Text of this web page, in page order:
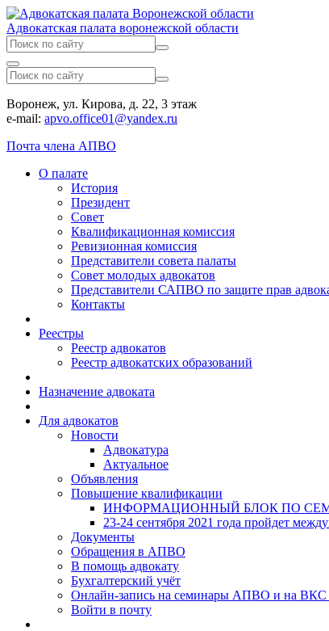
Адвокатская палата воронежской области
Воронеж, ул. Кирова, д. 22, 3 этаж
e-mail: apvo.office01@yandex.ru
Почта члена АПВО
О палате
История
Президент
Совет
Квалификационная комиссия
Ревизионная комиссия
Представители совета палаты
Совет молодых адвокатов
Представители САПВО по защите прав
Контакты
Реестры
Реестр адвокатов
Реестр адвокатских образований
Назначение адвоката
Для адвокатов
Новости
Адвокатура
Актуальное
Объявления
Повышение квалификации
ИНФОРМАЦИОННЫЙ БЛОК ПО
23-24 сентября 2021 года пройдет
Документы
Обращения в АПВО
В помощь адвокату
Бухгалтерский учёт
Онлайн-запись на семинары АПВО и на
Войти в почту